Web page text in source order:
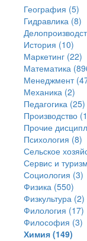
География (5)
Гидравлика (8)
История (10)
Маркетинг (22)
Математика
Менеджмент
Механика (2)
Педагогика (25)
Производство
Прочие
Психология (8)
Сельское
Сервис и
Социология (3)
Физика (550)
Физкультура (2)
Филология (17)
Философия (3)
Химия (149)